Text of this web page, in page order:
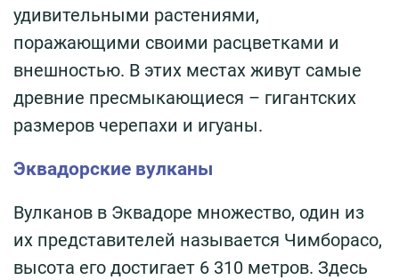
удивительными растениями,
поражающими своими расцветками и
внешностью. В этих местах живут самые
древние пресмыкающиеся – гигантских
размеров черепахи и игуаны.
Эквадорские вулканы
Вулканов в Эквадоре множество, один из
их представителей называется Чимборасо,
высота его достигает 6 310 метров. Здесь